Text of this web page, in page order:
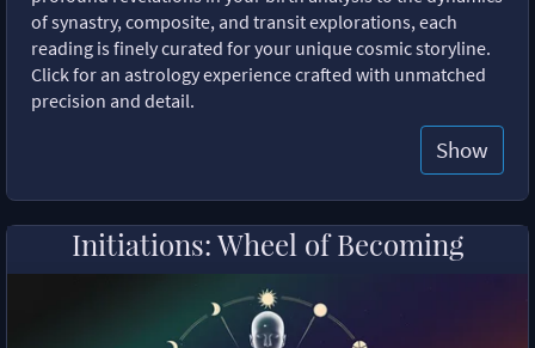
of synastry, composite, and transit explorations, each
reading is finely curated for your unique cosmic storyline.
Click for an astrology experience crafted with unmatched
precision and detail.
Show
Initiations: Wheel of Becoming